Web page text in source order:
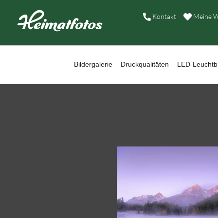
Kontakt Meine
Bildergalerie Druckqualitäten LED-